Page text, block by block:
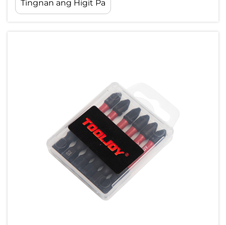
para sa presisyong gawain. Sa gitna ng mga
Tingnan ang Higit Pa